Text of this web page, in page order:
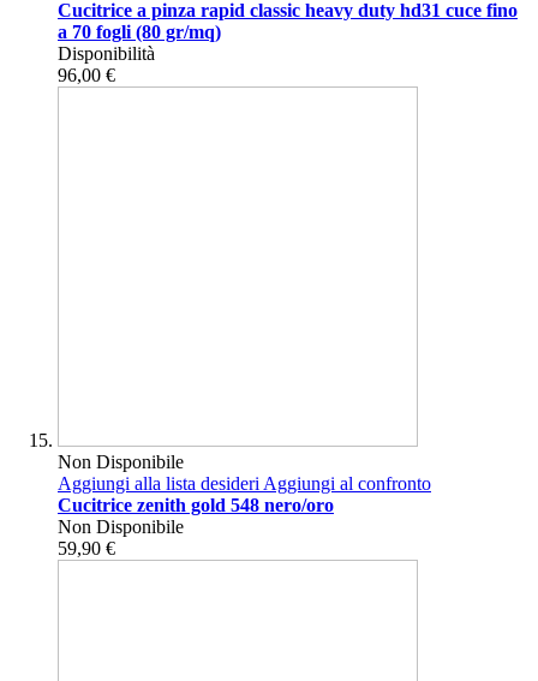
Cucitrice a pinza rapid classic heavy duty hd31 cuce fino
a 70 fogli (80 gr/mq)
Disponibilità
96,00 €
Non Disponibile
Aggiungi alla lista desideriAggiungi al confronto
Cucitrice zenith gold 548 nero/oro
Non Disponibile
59,90 €